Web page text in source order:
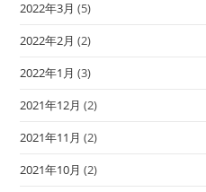
2022年3月 (5)
2022年2月 (2)
2022年1月 (3)
2021年12月 (2)
2021年11月 (2)
2021年10月 (2)